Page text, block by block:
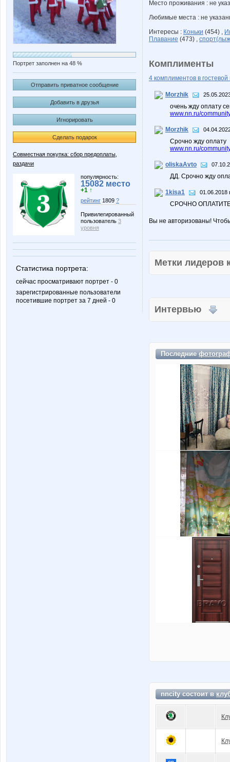
Портрет заполнен на 48 %
Отправить приватное сообщение
Добавить в друзья
Игнорировать
Сделать подарок
Совместная покупка: сбор предоплаты,
раздачи
популярность:
15082 место
+1 ↑
рейтинг 1809 ?
Привилегированный
пользователь 3
уровня
Статистика портрета:
сейчас просматривают портрет - 0
зарегистрированные пользователи
посетившие портрет за 7 дней - 0
Место проживания : не
Любимые места : не
Интересы : Коньки (454) ,
Плавание (473) ,
Комплименты
4 комплиментов в гостевой
Morzhik
очень жду оплату
www.nn.ru/
Morzhik
Срочно жду оплату
www.nn.ru/
oliskaAvto
ДД. Срочно жду
1kisa1 01.06.2018
СРОЧНО
Вы не авторизованы!
Метки
Интервью
Последние
nncity состоит в